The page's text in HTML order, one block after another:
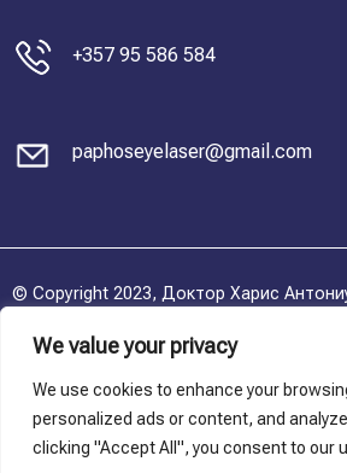
We value your privacy
We use cookies to enhance your
personalized ads or content, and
clicking "Accept All", you consent to our
+357 95 586 584
paphoseyelaser@gmail.com
© Copyright 2023, Доктор Харис
Условия и